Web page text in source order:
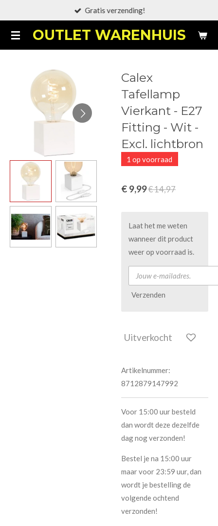
naar
de
OUTLET WARENHUIS
Gratis verzending!
Calex
Tafellamp
Vierkant - E27
Fitting - Wit -
Excl. lichtbron
1 op voorraad
€ 9,99€ 14,97
Laat het me weten
wanneer dit product
weer op voorraad is.
Verzenden
Uitverkocht
Artikelnummer:
8712879147992
Voor 15:00 uur besteld
dan wordt deze dezelfde
dag nog verzonden!
Bestel je na 15:00 uur
maar voor 23:59 uur, dan
wordt je bestelling de
volgende ochtend
verzonden!